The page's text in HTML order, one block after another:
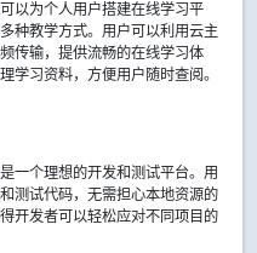
以为个人用户搭建在线学习平
种教学方式。用户可以利用云主
传输，提供流畅的在线学习体
学习资料，方便用户随时查阅。
一个理想的开发和测试平台。用
测试代码，无需担心本地资源的
开发者可以轻松应对不同项目的